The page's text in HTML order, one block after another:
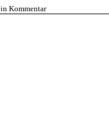
Kommentar